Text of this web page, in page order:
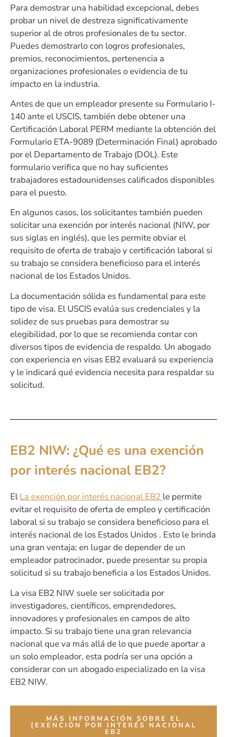
Para demostrar una habilidad excepcional, debes
probar un nivel de destreza significativamente
superior al de otros profesionales de tu sector.
Puedes demostrarlo con logros profesionales,
premios, reconocimientos, pertenencia a
organizaciones profesionales o evidencia de tu
impacto en la industria.
Antes de que un empleador presente su Formulario I-
140 ante el USCIS, también debe obtener una
Certificación Laboral PERM mediante la obtención del
Formulario ETA-9089 (Determinación Final) aprobado
por el Departamento de Trabajo (DOL). Este
formulario verifica que no hay suficientes
trabajadores estadounidenses calificados disponibles
para el puesto.
En algunos casos, los solicitantes también pueden
solicitar una exención por interés nacional (NIW, por
sus siglas en inglés), que les permite obviar el
requisito de oferta de trabajo y certificación laboral si
su trabajo se considera beneficioso para el interés
nacional de los Estados Unidos.
La documentación sólida es fundamental para este
tipo de visa. El USCIS evalúa sus credenciales y la
solidez de sus pruebas para demostrar su
elegibilidad, por lo que se recomienda contar con
diversos tipos de evidencia de respaldo. Un abogado
con experiencia en visas EB2 evaluará su experiencia
y le indicará qué evidencia necesita para respaldar su
solicitud.
EB2 NIW: ¿Qué es una exención
por interés nacional EB2?
El La exención por interés nacional EB2 le permite
evitar el requisito de oferta de empleo y certificación
laboral si su trabajo se considera beneficioso para el
interés nacional de los Estados Unidos . Esto le brinda
una gran ventaja; en lugar de depender de un
empleador patrocinador, puede presentar su propia
solicitud si su trabajo beneficia a los Estados Unidos.
La visa EB2 NIW suele ser solicitada por
investigadores, científicos, emprendedores,
innovadores y profesionales en campos de alto
impacto. Si su trabajo tiene una gran relevancia
nacional que va más allá de lo que puede aportar a
un solo empleador, esta podría ser una opción a
considerar con un abogado especializado en la visa
EB2 NIW.
MÁS INFORMACIÓN SOBRE EL
[EXENCIÓN POR INTERÉS NACIONAL
EB2